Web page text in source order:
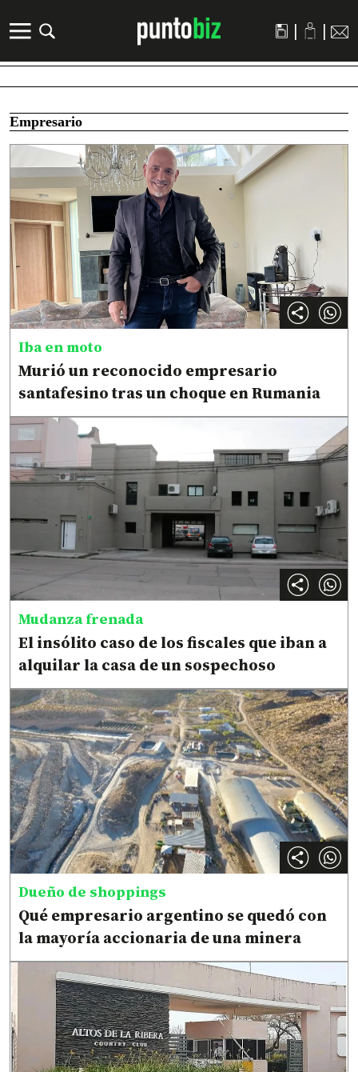
| |
Empresario
Iba en moto
Murió un reconocido empresario
santafesino tras un choque en Rumania
Mudanza frenada
El insólito caso de los fiscales que iban a
alquilar la casa de un sospechoso
Dueño de shoppings
Qué empresario argentino se quedó con
la mayoría accionaria de una minera